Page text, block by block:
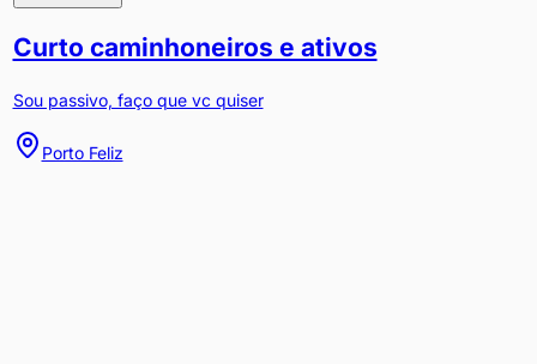
Curto caminhoneiros e ativos
Sou passivo, faço que vc quiser
Porto Feliz